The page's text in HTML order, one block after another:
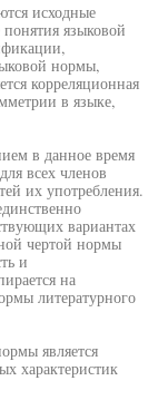
исходные
языковой
нормы,
корреляционная
в языке,
в данное время
всех членов
их употребления.
вариантах
чертой нормы
и
на
литературного
является
характеристик